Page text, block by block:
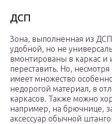
ДСП
Зона, выполненная из
удобной, но не
вмонтированы в каркас и
переставить. Но, несмотря
имеет множество
недорогой материал, в
каркасов. Также можно
например, на брючнице,
аксессуар обычной